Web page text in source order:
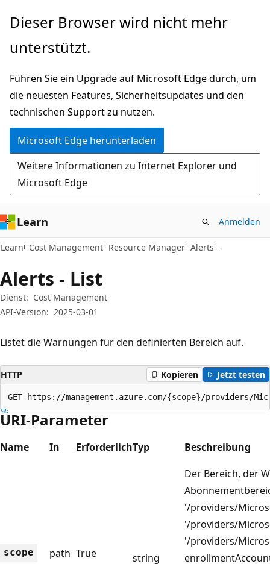
Zu
wechseln
Zur
springen
Dieser Browser wird nicht mehr
unterstützt.
Führen Sie ein Upgrade auf Microsoft Edge durch, um
die neuesten Features, Sicherheitsupdates und den
technischen Support zu nutzen.
Microsoft Edge herunterladen
Weitere Informationen zu Internet Explorer und
Microsoft Edge
Learn Anmelden
Learn Cost Management Resource Manager Alerts
Alerts - List
Dienst: Cost Management
API-Version: 2025-03-01
Listet die Warnungen für den definierten Bereich auf.
HTTP Kopieren Jetzt testen
GET https://management.azure.com/{scope}/providers/
URI-Parameter
Name In ErforderlichTyp Beschreibung
scope path True string
Der Bereich, der
'/providers/
'/providers/
'/providers/